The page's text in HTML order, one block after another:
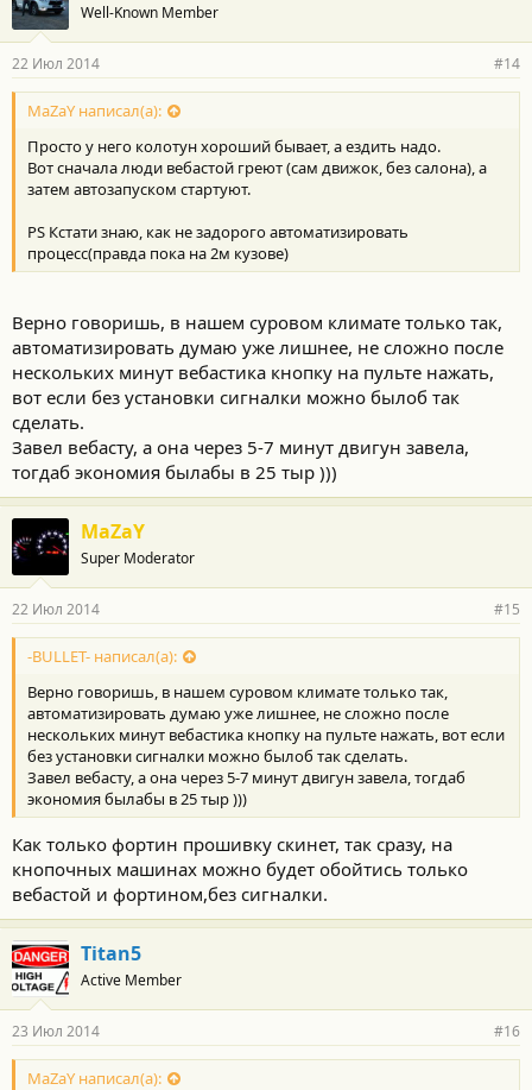
Well-Known Member
22 Июл 2014 #14
MaZaY написал(а):
Просто у него колотун хороший бывает, а ездить надо.
Вот сначала люди вебастой греют (сам движок, без салона), а
затем автозапуском стартуют.
PS Кстати знаю, как не задорого автоматизировать
процесс(правда пока на 2м кузове)
Верно говоришь, в нашем суровом климате только так,
автоматизировать думаю уже лишнее, не сложно после
нескольких минут вебастика кнопку на пульте нажать,
вот если без установки сигналки можно былоб так
сделать.
Завел вебасту, а она через 5-7 минут двигун завела,
тогдаб экономия былабы в 25 тыр )))
MaZaY
Super Moderator
22 Июл 2014 #15
-BULLET- написал(а):
Верно говоришь, в нашем суровом климате только так,
автоматизировать думаю уже лишнее, не сложно после
нескольких минут вебастика кнопку на пульте нажать, вот если
без установки сигналки можно былоб так сделать.
Завел вебасту, а она через 5-7 минут двигун завела, тогдаб
экономия былабы в 25 тыр )))
Как только фортин прошивку скинет, так сразу, на
кнопочных машинах можно будет обойтись только
вебастой и фортином,без сигналки.
Titan5
Active Member
23 Июл 2014 #16
MaZaY написал(а):